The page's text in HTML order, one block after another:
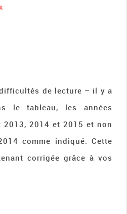
de lecture – il y a
le tableau, les années
2013, 2014 et 2015 et non
comme indiqué. Cette
corrigée grâce à vos